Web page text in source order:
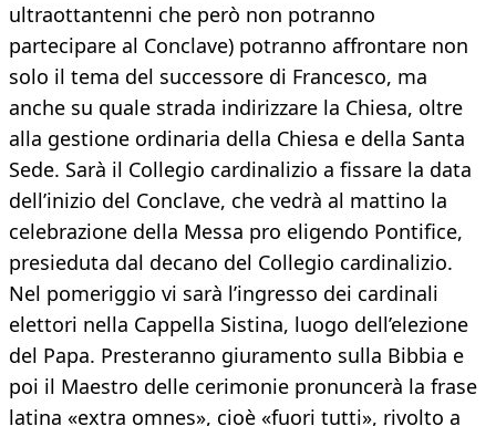
ultraottantenni che però non potranno
partecipare al Conclave) potranno affrontare non
solo il tema del successore di Francesco, ma
anche su quale strada indirizzare la Chiesa, oltre
alla gestione ordinaria della Chiesa e della Santa
Sede. Sarà il Collegio cardinalizio a fissare la data
dell’inizio del Conclave, che vedrà al mattino la
celebrazione della Messa pro eligendo Pontifice,
presieduta dal decano del Collegio cardinalizio.
Nel pomeriggio vi sarà l’ingresso dei cardinali
elettori nella Cappella Sistina, luogo dell’elezione
del Papa. Presteranno giuramento sulla Bibbia e
poi il Maestro delle cerimonie pronuncerà la frase
latina «extra omnes», cioè «fuori tutti», rivolto a